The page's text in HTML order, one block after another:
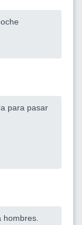
para pasar
hombres.